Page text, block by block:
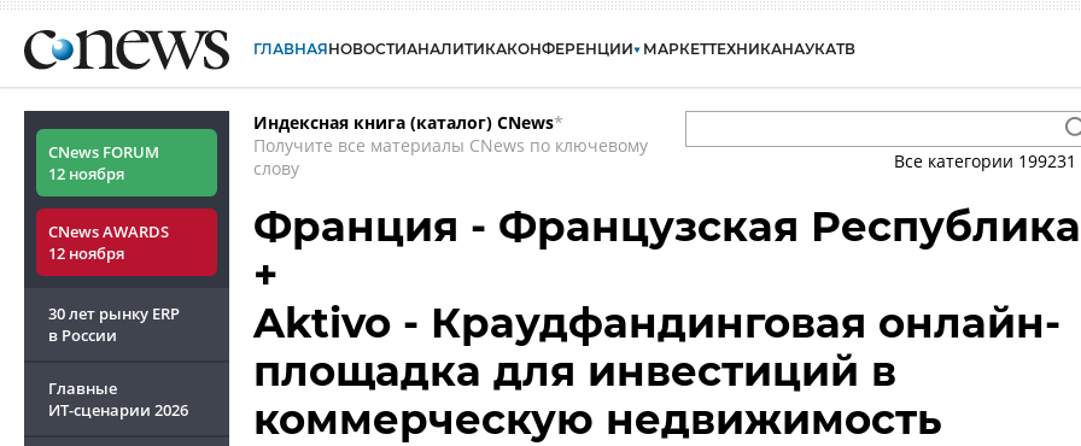
ГЛАВНАЯНОВОСТИАНАЛИТИКАКОНФЕРЕНЦИИ МАРКЕТТЕХНИКАНАУКАТВ
CNews FORUM
12 ноября
CNews AWARDS
12 ноября
30 лет рынку ERP
в России
Главные
ИТ-сценарии 2026
Индексная книга (каталог) CNews*
Получите все материалы CNews по ключевому
слову
Все категории 199231
Франция - Французская Республика
+
Aktivo - Краудфандинговая онлайн-
площадка для инвестиций в
коммерческую недвижимость